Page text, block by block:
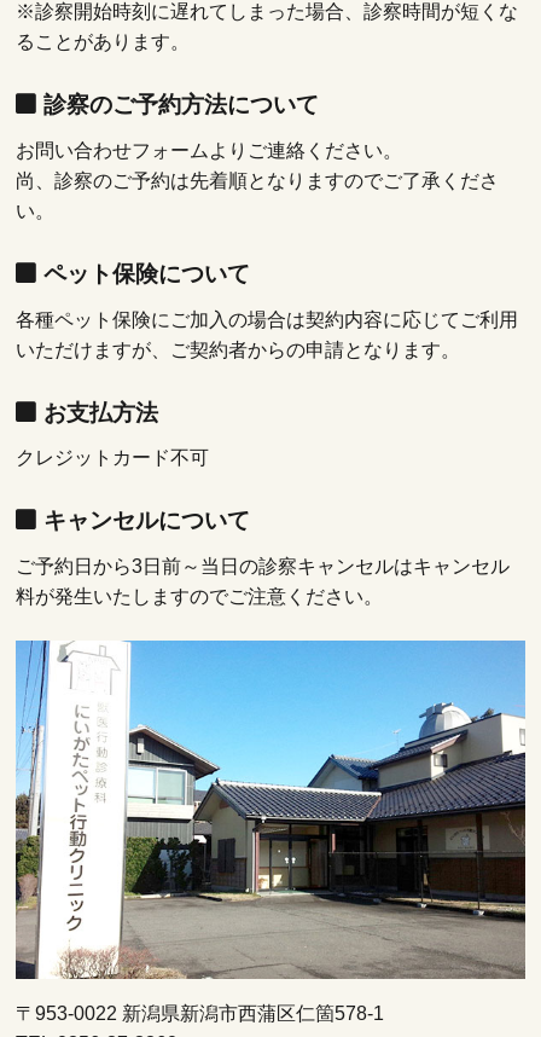
※診察開始時刻に遅れてしまった場合、診察時間が短くな
ることがあります。
診察のご予約方法について
お問い合わせフォームよりご連絡ください。
尚、診察のご予約は先着順となりますのでご了承くださ
い。
ペット保険について
各種ペット保険にご加入の場合は契約内容に応じてご利用
いただけますが、ご契約者からの申請となります。
お支払方法
クレジットカード不可
キャンセルについて
ご予約日から3日前～当日の診察キャンセルはキャンセル
料が発生いたしますのでご注意ください。
〒953-0022 新潟県新潟市西蒲区仁箇578-1